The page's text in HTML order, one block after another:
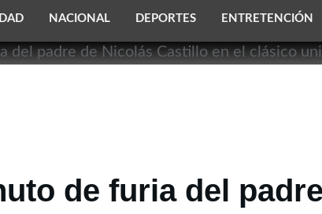
NACIONAL DEPORTES ENTRETENCIÓN
de furia del